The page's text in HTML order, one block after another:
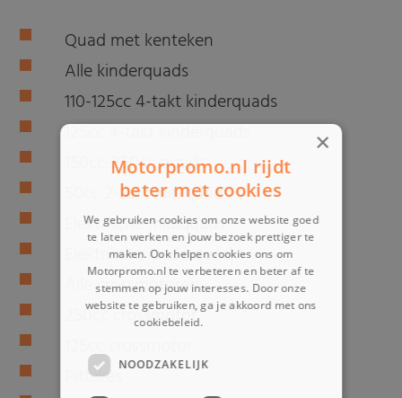
Quad met kenteken
Alle kinderquads
110-125cc 4-takt kinderquads
125cc 4-takt kinderquads
150cc-250cc quads
50cc 2-takt miniquads
Elektrische midiquads
Elektrische kinderquad
Alle crossmotoren
250cc crossmotor
125cc crossmotor
Pitbikes
×
Motorpromo.nl rijdt
beter met cookies
We gebruiken cookies om onze website goed
te laten werken en jouw bezoek prettiger te
maken. Ook helpen cookies ons om
Motorpromo.nl te verbeteren en beter af te
stemmen op jouw interesses. Door onze
website te gebruiken, ga je akkoord met ons
cookiebeleid.
NOODZAKELIJK